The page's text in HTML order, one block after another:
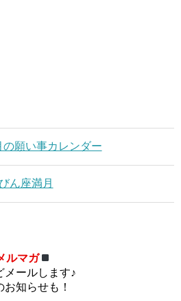
の願い事カレンダー
ん座満月
ルマガ
メールします♪
知らせも！